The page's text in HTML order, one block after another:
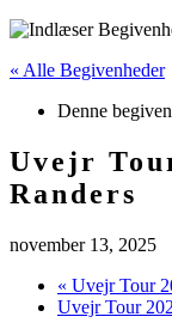
« Alle Begivenheder
Denne
Uvejr
Randers
november 13, 2025
« Uvejr Tour
Uvejr Tour